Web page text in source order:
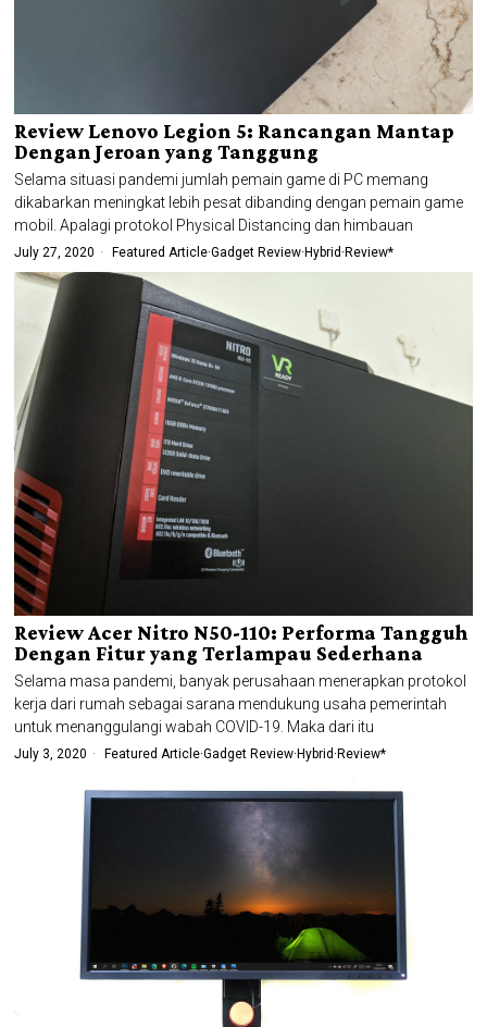
Review Lenovo Legion 5: Rancangan Mantap
Dengan Jeroan yang Tanggung
Selama situasi pandemi jumlah pemain game di PC memang
dikabarkan meningkat lebih pesat dibanding dengan pemain game
mobil. Apalagi protokol Physical Distancing dan himbauan
July 27, 2020 Featured Article·Gadget Review· Hybrid · Review*
Review Acer Nitro N50-110: Performa Tangguh
Dengan Fitur yang Terlampau Sederhana
Selama masa pandemi, banyak perusahaan menerapkan protokol
kerja dari rumah sebagai sarana mendukung usaha pemerintah
untuk menanggulangi wabah COVID-19. Maka dari itu
July 3, 2020 Featured Article·Gadget Review·Hybrid ·Review*